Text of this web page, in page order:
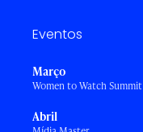
Eventos
Março
Women to Watch Summit
Abril